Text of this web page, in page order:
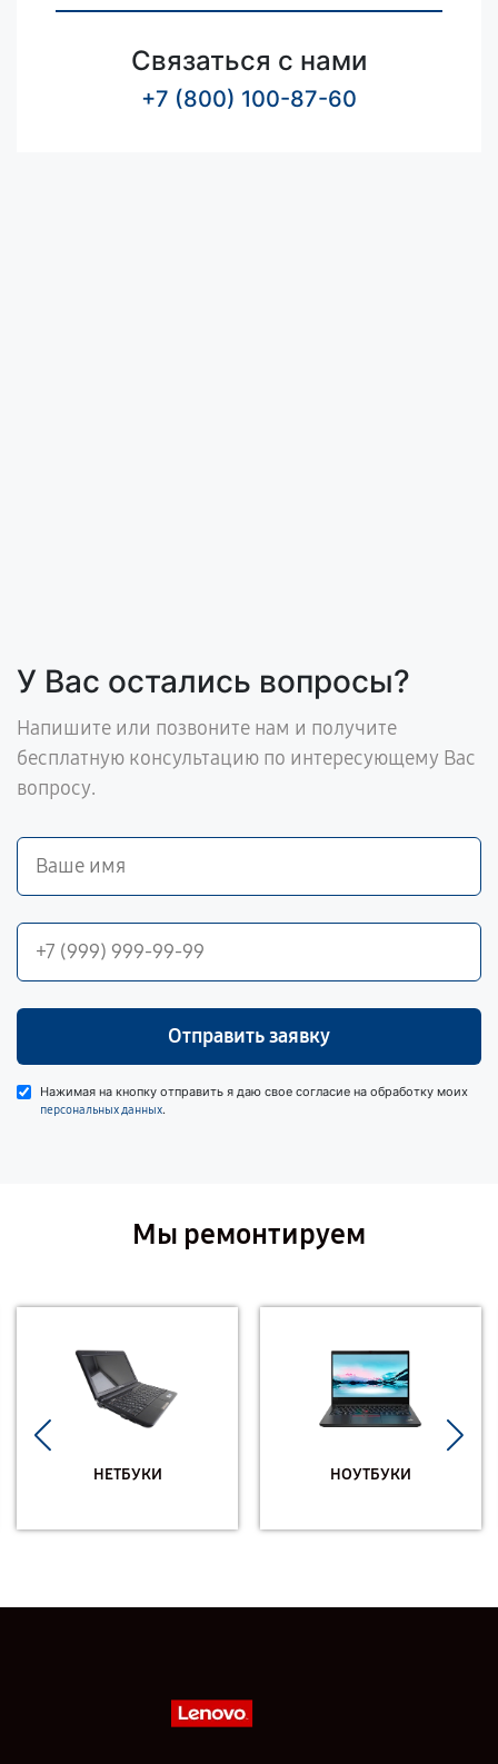
Связаться с нами
+7 (800) 100-87-60
У Вас остались вопросы?
Напишите или позвоните нам и получите
бесплатную консультацию по интересующему Вас
вопросу.
Отправить заявку
Нажимая на кнопку отправить я даю свое согласие на обработку моих
персональных данных.
Мы ремонтируем
НЕТБУКИ НОУТБУКИ